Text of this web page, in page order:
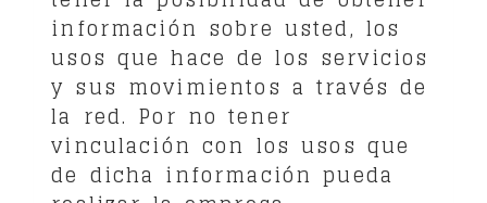
información sobre usted, los
usos que hace de los servicios
y sus movimientos a través de
la red. Por no tener
vinculación con los usos que
de dicha información pueda